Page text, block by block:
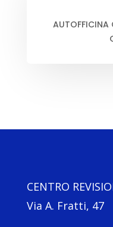
AUTOFFICINA
CENTRO
Via A. Fratti, 47